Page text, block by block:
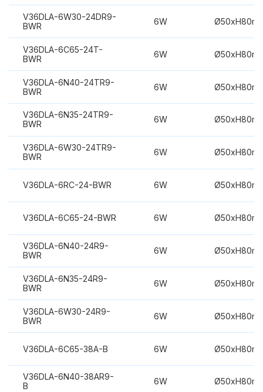
V36DLA-6W30-24DR9-
BWR
6W
V36DLA-6C65-24T-
BWR
6W
V36DLA-6N40-24TR9-
BWR
6W
V36DLA-6N35-24TR9-
BWR
6W
V36DLA-6W30-24TR9-
BWR
6W
V36DLA-6RC-24-BWR 6W
V36DLA-6C65-24-BWR 6W
V36DLA-6N40-24R9-
BWR
6W
V36DLA-6N35-24R9-
BWR
6W
V36DLA-6W30-24R9-
BWR
6W
V36DLA-6C65-38A-B 6W
V36DLA-6N40-38AR9-
B
6W